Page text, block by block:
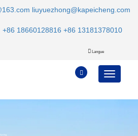
liuyuezhong@kapeicheng.com
+86 18660128816 +86 13181378010
Langue